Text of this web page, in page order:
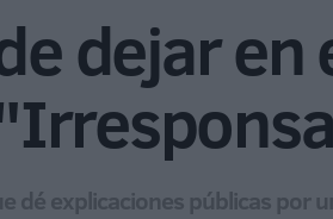
dejar
dé explicaciones públicas por